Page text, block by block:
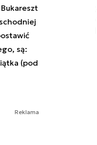
są:
(pod
Reklama